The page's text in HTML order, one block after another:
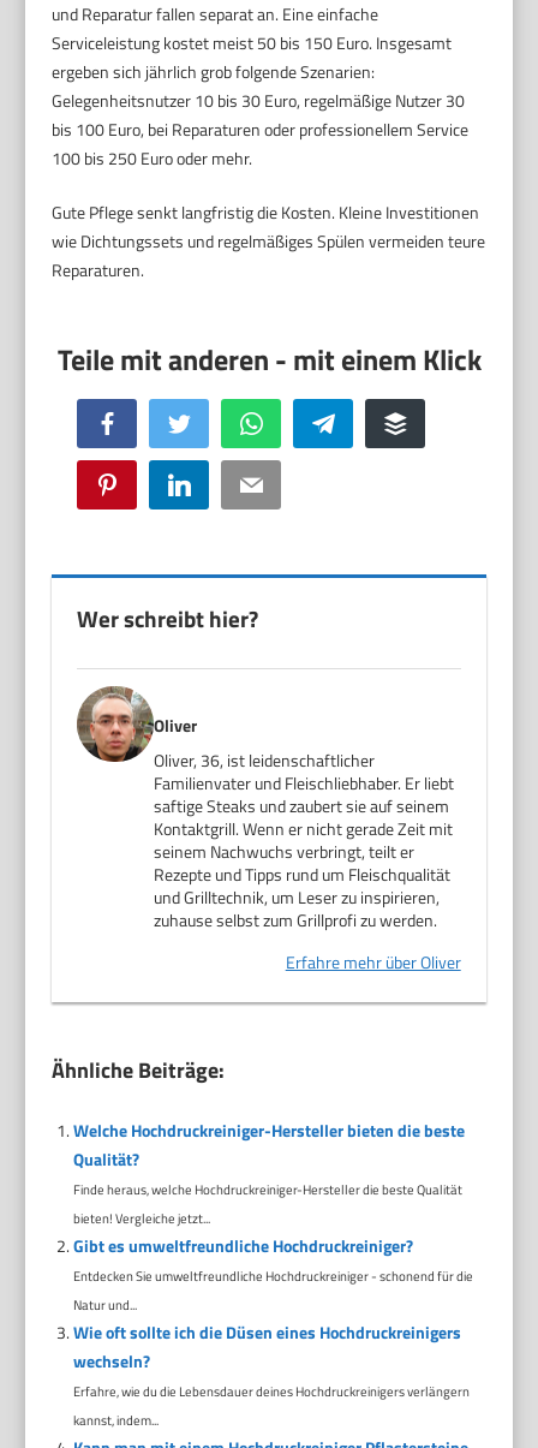
und Reparatur fallen separat an. Eine einfache
Serviceleistung kostet meist 50 bis 150 Euro. Insgesamt
ergeben sich jährlich grob folgende Szenarien:
Gelegenheitsnutzer 10 bis 30 Euro, regelmäßige Nutzer 30
bis 100 Euro, bei Reparaturen oder professionellem Service
100 bis 250 Euro oder mehr.
Gute Pflege senkt langfristig die Kosten. Kleine Investitionen
wie Dichtungssets und regelmäßiges Spülen vermeiden teure
Reparaturen.
Facebook Twitter WhatsApp Telegram Buffer
Pinterest LinkedIn Email
Wer schreibt hier?
Oliver
Oliver, 36, ist leidenschaftlicher
Familienvater und Fleischliebhaber. Er liebt
saftige Steaks und zaubert sie auf seinem
Kontaktgrill. Wenn er nicht gerade Zeit mit
seinem Nachwuchs verbringt, teilt er
Rezepte und Tipps rund um Fleischqualität
und Grilltechnik, um Leser zu inspirieren,
zuhause selbst zum Grillprofi zu werden.
Erfahre mehr über Oliver
Ähnliche Beiträge:
Welche Hochdruckreiniger-Hersteller bieten die beste
Qualität?
Finde heraus, welche Hochdruckreiniger-Hersteller die beste Qualität
bieten! Vergleiche jetzt...
Gibt es umweltfreundliche Hochdruckreiniger?
Entdecken Sie umweltfreundliche Hochdruckreiniger - schonend für die
Natur und...
Wie oft sollte ich die Düsen eines Hochdruckreinigers
wechseln?
Erfahre, wie du die Lebensdauer deines Hochdruckreinigers verlängern
kannst, indem...